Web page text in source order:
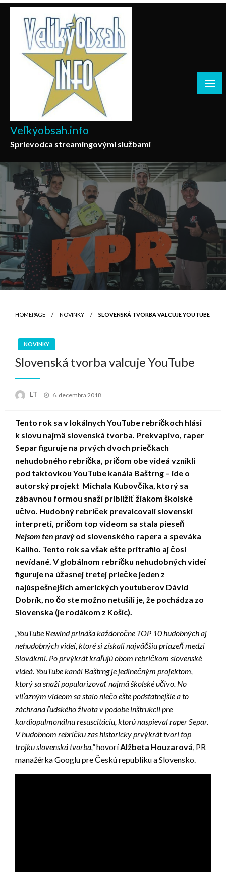
Skip
content
Veľkýobsah.info
Sprievodca streamingovými službami
HOMEPAGE NOVINKY SLOVENSKÁ TVORBA VALCUJE YOUTUBE
NOVINKY
Slovenská tvorba valcuje YouTube
LT
Posted
6. decembra 2018
Tento rok sa v lokálnych YouTube rebríčkoch hlási
k slovu najmä slovenská tvorba. Prekvapivo, raper
Separ figuruje na prvých dvoch priečkach
nehudobného rebríčka, pričom obe videá vznikli
pod taktovkou YouTube kanála Baštrng – ide o
autorský projekt Michala Kubovčíka, ktorý sa
zábavnou formou snaží priblížiť žiakom školské
učivo. Hudobný rebríček prevalcovali slovenskí
interpreti, pričom top videom sa stala pieseň
Nejsom ten pravýod slovenského rapera a speváka
Kaliho. Tento rok sa však ešte pritrafilo aj čosi
nevídané. V globálnom rebríčku nehudobných videí
figuruje na úžasnej tretej priečke jeden z
najúspešnejších amerických youtuberov Dávid
Dobrík, no čo ste možno netušili je, že pochádza zo
Slovenska (je rodákom z Košíc).
„YouTube Rewind prináša každoročne TOP 10 hudobných aj
nehudobných videí, ktoré si získali najväčšiu priazeň medzi
Slovákmi. Po prvýkrát kraľujú obom rebríčkom slovenské
videá. YouTube kanál Baštrng je jedinečným projektom,
ktorý sa snaží popularizovať najmä školské učivo. No
víťazným videom sa stalo niečo ešte podstatnejšie a to
záchrana ľudského života v podobe inštrukcií pre
kardiopulmonálnu resuscitáciu, ktorú naspieval raper Separ.
V hudobnom rebríčku zas historicky prvýkrát tvorí top
trojku slovenská tvorba,“hovoríAlžbeta Houzarová, PR
manažérka Googlu pre Českú republiku a Slovensko.